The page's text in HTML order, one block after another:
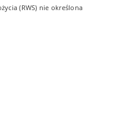
(RWS) nie określona